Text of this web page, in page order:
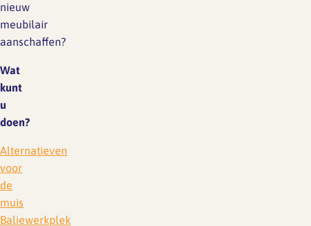
nieuw
meubilair
aanschaffen?
Wat
kunt
u
doen?
Alternatieven
voor
de
muis
Baliewerkplek